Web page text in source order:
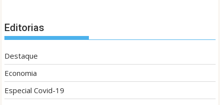
Editorias
Destaque
Economia
Especial Covid-19